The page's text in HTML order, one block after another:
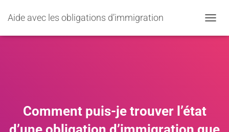
Aide avec les obligations d’immigration
Comment puis-je trouver l’état